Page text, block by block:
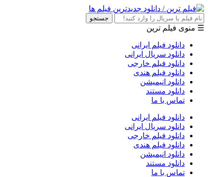
جستجو
☰ منوی فیلم ترین
دانلود فیلم ایرانی
دانلود سریال ایرانی
دانلود فیلم خارجی
دانلود فیلم هندی
دانلود انیمیشن
دانلود مستند
تماس با ما
دانلود فیلم ایرانی
دانلود سریال ایرانی
دانلود فیلم خارجی
دانلود فیلم هندی
دانلود انیمیشن
دانلود مستند
تماس با ما